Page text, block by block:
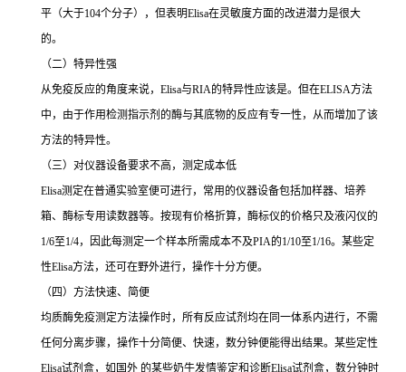
平（大于104个分子），但表明Elisa在灵敏度方面的改进潜力是很大
的。
（二）特异性强
从免疫反应的角度来说， Elisa与RIA的特异性应该是。但在ELISA方法
中，由于作用检测指示剂的酶与其底物的反应有专一性，从而增加了该
方法的特异性。
（三）对仪器设备要求不高，测定成本低
Elisa测定在普通实验室便可进行，常用的仪器设备包括加样器、培养
箱、酶标专用读数器等。按现有价格折算，酶标仪的价格只及液闪仪的
1/6至1/4，因此每测定一个样本所需成本不及PIA的1/10至1/16。某些定
性Elisa方法，还可在野外进行，操作十分方便。
（四）方法快速、简便
均质酶免疫测定方法操作时，所有反应试剂均在同一体系内进行，不需
任何分离步骤，操作十分简便、快速，数分钟便能得出结果。某些定性
Elisa试剂盒，如国外 的某些奶牛发情鉴定和诊断Elisa试剂盒，数分钟时